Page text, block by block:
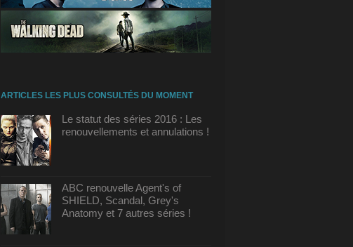
ARTICLES LES PLUS CONSULTÉS DU MOMENT
Le statut des séries 2016 : Les
renouvellements et annulations !
ABC renouvelle Agent's of
SHIELD, Scandal, Grey's
Anatomy et 7 autres séries !